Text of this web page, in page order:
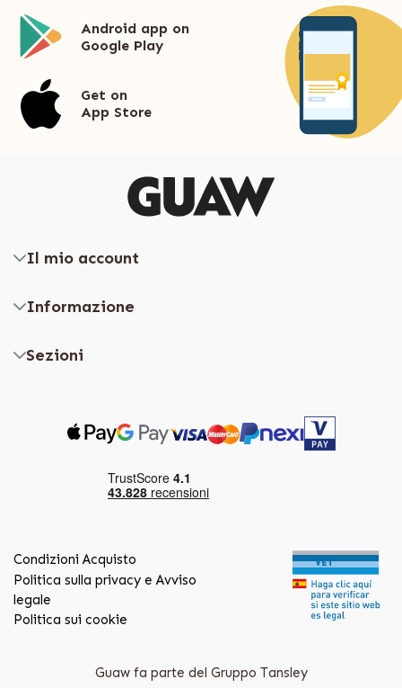
Android app on
Google Play
Get on
App Store
Il mio account
Informazione
Sezioni
Condizioni Acquisto
Politica sulla privacy e Avviso
legale
Politica sui cookie
Guaw fa parte del Gruppo Tansley